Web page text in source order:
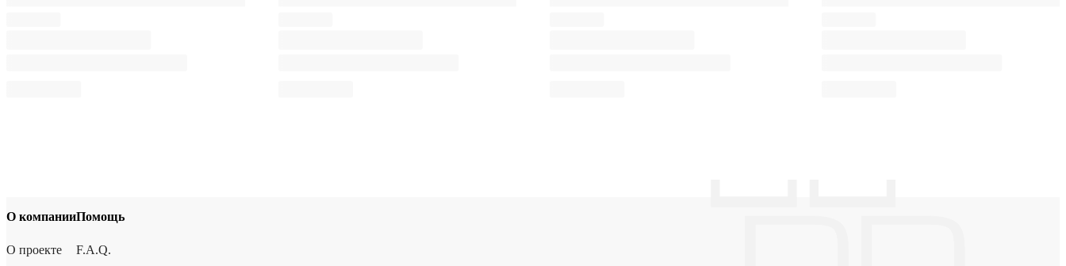
О компании
О проекте
Помощь
F.A.Q.